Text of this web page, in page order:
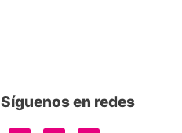
Síguenos en redes